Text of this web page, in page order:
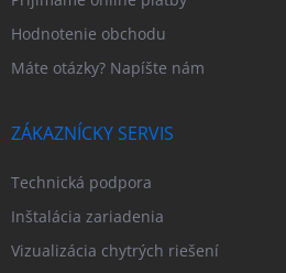
Hodnotenie obchodu
Máte otázky? Napíšte nám
ZÁKAZNÍCKY SERVIS
Technická podpora
Inštalácia zariadenia
Vizualizácia chytrých riešení